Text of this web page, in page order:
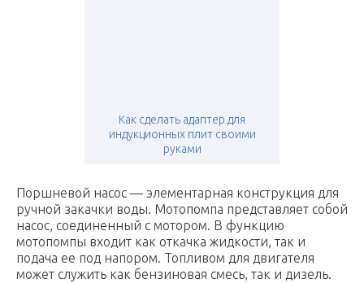
Как сделать адаптер для
индукционных плит своими
руками
Поршневой насос — элементарная конструкция для
ручной закачки воды. Мотопомпа представляет собой
насос, соединенный с мотором. В функцию
мотопомпы входит как откачка жидкости, так и
подача ее под напором. Топливом для двигателя
может служить как бензиновая смесь, так и дизель.